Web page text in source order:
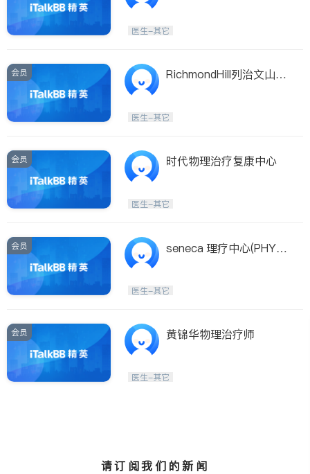
医生-其它
会员
RichmondHill列治文山绿
医生-其它
会员 时代物理治疗复康中心
医生-其它
会员
seneca 理疗中心(PHYSI
医生-其它
会员 黄锦华物理治疗师
医生-其它
请订阅我们的新闻